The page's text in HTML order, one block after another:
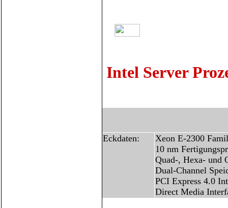
Intel Server
Eckdaten:
Xeon E-2300
10 nm
Quad-, Hexa- und
Dual-Channel
PCI Express 4.0
Direct Media